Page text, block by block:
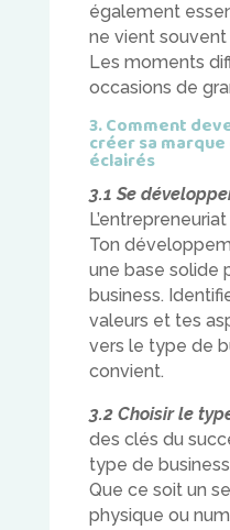
également
ne vient
Les moments
occasions de
3. Comment
créer sa
éclairés
3.1 Se
Ton
une base solide
business.
valeurs et tes
vers le type de
convient.
3.2 Choisir le
des clés du
type de
Que ce soit un
physique ou